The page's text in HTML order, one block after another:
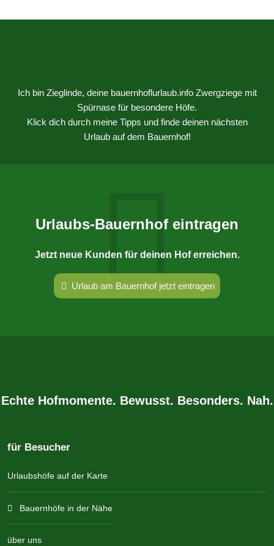
Ich bin Zieglinde, deine bauernhoflurlaub.info Zwergziege mit
Spürnase für besondere Höfe.
Klick dich durch meine Tipps und finde deinen nächsten
Urlaub auf dem Bauernhof!
Urlaubs-Bauernhof eintragen
Jetzt neue Kunden für deinen Hof erreichen.
Urlaub am Bauernhof jetzt eintragen
Echte Hofmomente. Bewusst. Besonders. Nah.
für Besucher
Urlaubshöfe auf der Karte
Bauernhöfe in der Nähe
über uns